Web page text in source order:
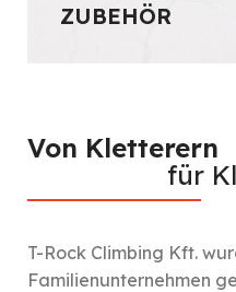
ZUBEHÖR
Von Kletterern
für
T-Rock Climbing Kft.
Familienunternehmen